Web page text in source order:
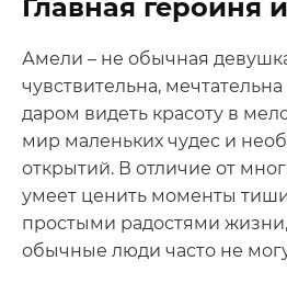
Главная героиня
Амели – не обычная
чувствительна,
даром видеть красоту в
мир маленьких чудес и
открытий. В отличие от
умеет ценить моменты
простыми радостями
обычные люди часто не